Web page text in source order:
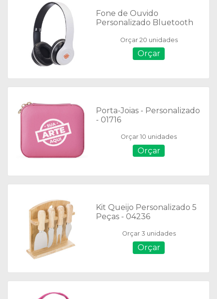
Fone de Ouvido
Personalizado Bluetooth
Orçar 20 unidades
Orçar
Porta-Joias - Personalizado
- 01716
Orçar 10 unidades
Orçar
Kit Queijo Personalizado 5
Peças - 04236
Orçar 3 unidades
Orçar